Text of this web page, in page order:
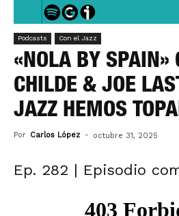
Podcasts Con el Jazz
«NOLA BY SPAIN»
CHILDE & JOE
JAZZ HEMOS
Por Carlos López - octubre 31, 2025
Ep. 282 | Episodio